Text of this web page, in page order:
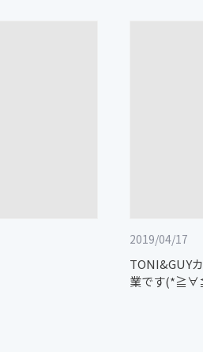
2019/04/17
TONI&GUY
業です